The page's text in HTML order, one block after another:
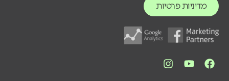
מדיניות פרטיות